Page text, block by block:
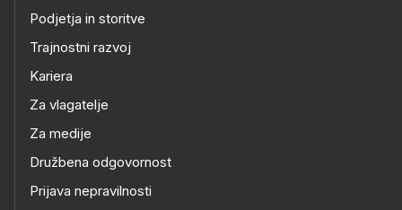
Podjetja in storitve
Trajnostni razvoj
Kariera
Za vlagatelje
Za medije
Družbena odgovornost
Prijava nepravilnosti